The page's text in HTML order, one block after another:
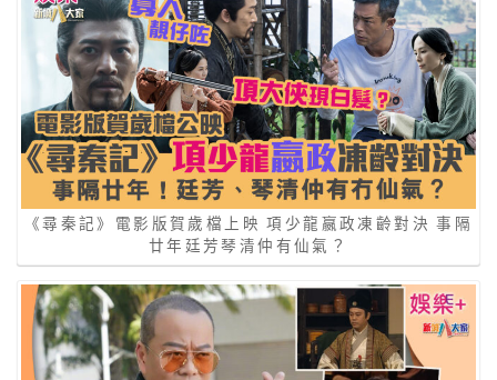
《尋秦記》電影版賀歲檔上映 項少龍嬴政凍齡對決 事隔
廿年廷芳琴清仲有仙氣？